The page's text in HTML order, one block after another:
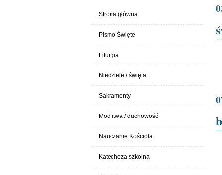
Strona główna
Pismo Święte
Liturgia
Niedziele / święta
Sakramenty
Modlitwa / duchowość
Nauczanie Kościoła
Katecheza szkolna